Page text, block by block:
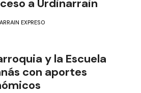
a Urdinarrain
EXPRESO
y la Escuela
con aportes